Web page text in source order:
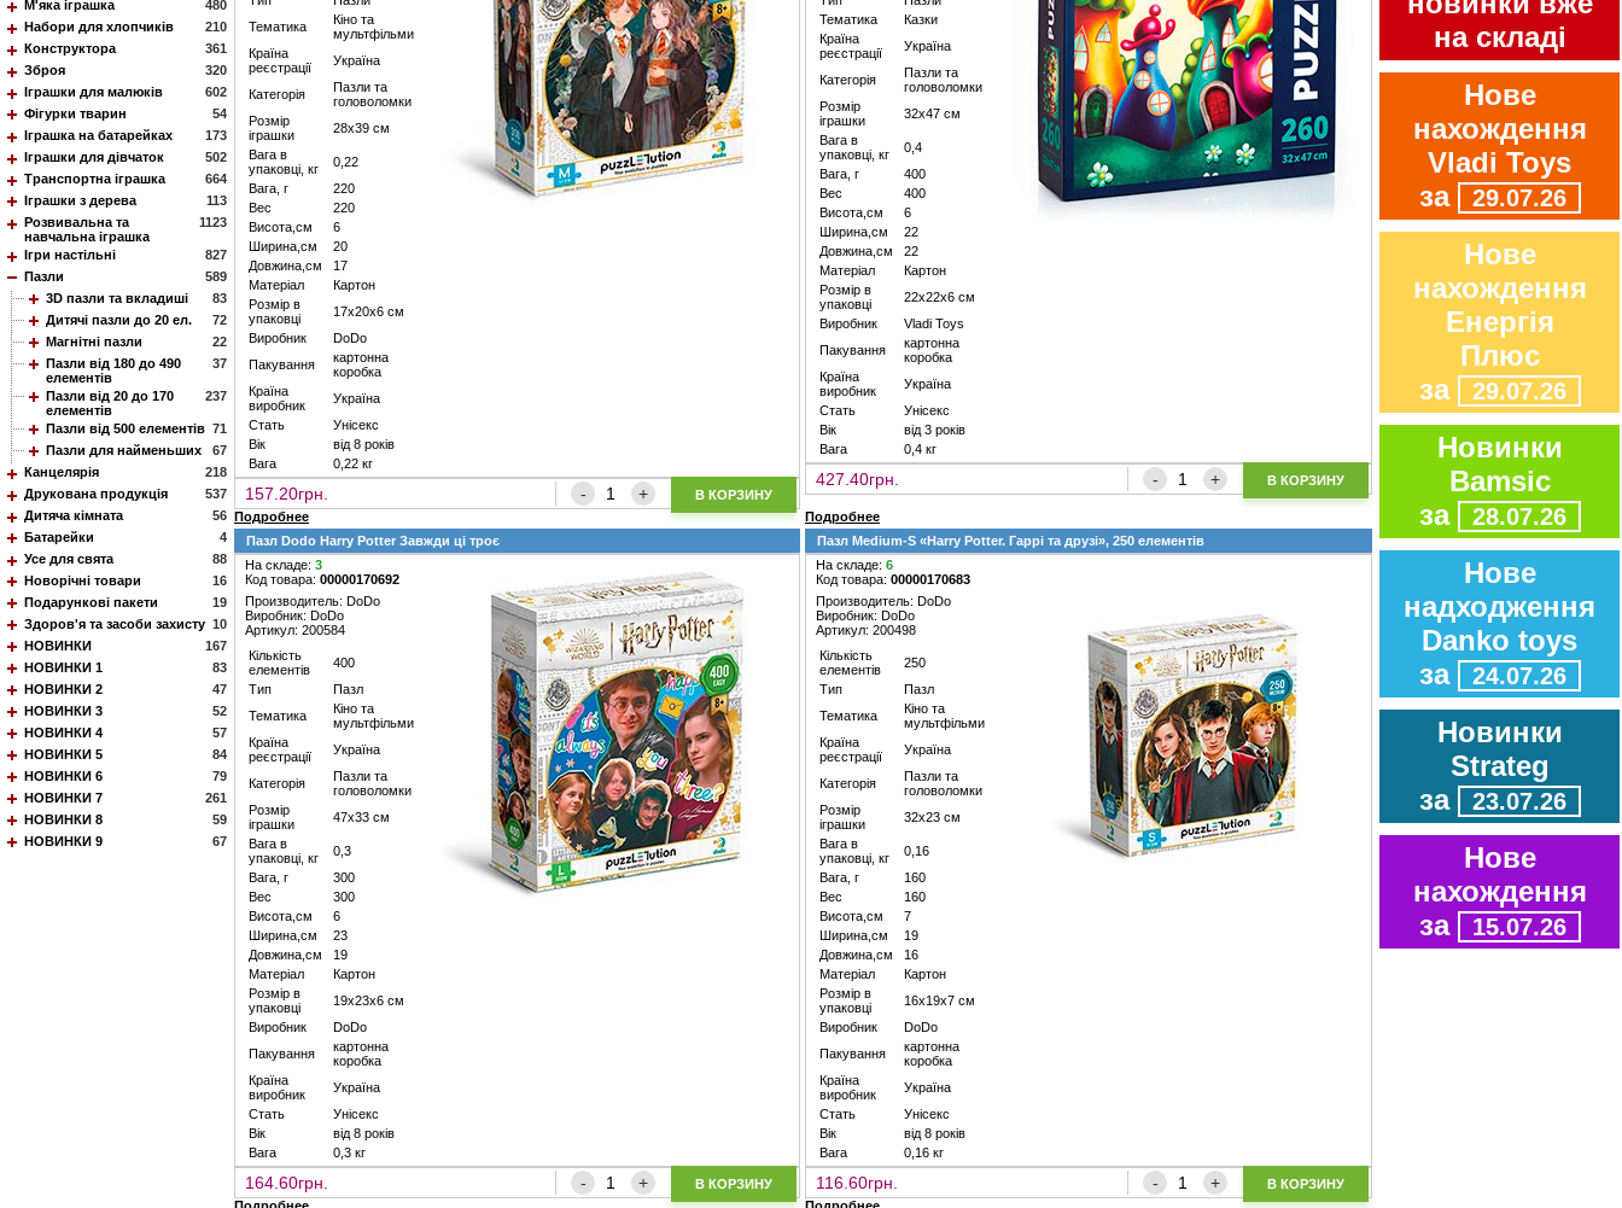
480
М'яка іграшка
210
Набори для хлопчиків
361
Конструктора
320
Зброя
602
Іграшки для малюків
54
Фігурки тварин
173
Іграшка на батарейках
502
Іграшки для дівчаток
664
Транспортна іграшка
113
Іграшки з дерева
1123
Розвивальна та
навчальна іграшка
827
Ігри настільні
589
Пазли
83
3D пазли та вкладиші
72
Дитячі пазли до 20 ел.
22
Магнітні пазли
37
Пазли від 180 до 490
елементів
237
Пазли від 20 до 170
елементів
71
Пазли від 500 елементів
67
Пазли для найменьших
218
Канцелярія
537
Друкована продукція
56
Дитяча кімната
4
Батарейки
88
Усе для свята
16
Новорічні товари
19
Подарункові пакети
10
Здоров'я та засоби захисту
167
НОВИНКИ
83
НОВИНКИ 1
47
НОВИНКИ 2
52
НОВИНКИ 3
57
НОВИНКИ 4
84
НОВИНКИ 5
79
НОВИНКИ 6
261
НОВИНКИ 7
59
НОВИНКИ 8
67
НОВИНКИ 9
Тематика
Кіно та
мультфільми
Країна
реєстрації
Україна
Категорія
Пазли та
головоломки
Розмір
іграшки
28х39 см
Вага в
упаковці, кг
0,22
Вага, г
220
Вес
220
Висота,см
6
Ширина,см
20
Довжина,см
17
Матеріал
Картон
Розмір в
упаковці
17х20х6 см
Виробник
DoDo
Пакування
картонна
коробка
Країна
виробник
Україна
Стать
Унісекс
Вік
від 8 років
Вага
0,22 кг
157.20грн. В КОРЗИНУ
Тематика
Казки
Країна
реєстрації
Україна
Категорія
Пазли та
головоломки
Розмір
іграшки
32х47 см
Вага в
упаковці, кг
0,4
Вага, г
400
Вес
400
Висота,см
6
Ширина,см
22
Довжина,см
22
Матеріал
Картон
Розмір в
упаковці
22х22х6 см
Виробник
Vladi Toys
Пакування
картонна
коробка
Країна
виробник
Україна
Стать
Унісекс
Вік
від 3 років
Вага
0,4 кг
427.40грн. В КОРЗИНУ
Подробнее
Подробнее
Пазл Dodo Harry Potter Завжди ці троє
На складе: 3
Код товара: 00000170692
Производитель: DoDo
Виробник: DoDo
Артикул: 200584
Кількість
елементів
400
Тип
Пазл
Тематика
Кіно та
мультфільми
Країна
реєстрації
Україна
Категорія
Пазли та
головоломки
Розмір
іграшки
47х33 см
Вага в
упаковці, кг
0,3
Вага, г
300
Вес
300
Висота,см
6
Ширина,см
23
Довжина,см
19
Матеріал
Картон
Розмір в
упаковці
19х23х6 см
Виробник
DoDo
Пакування
картонна
коробка
Країна
виробник
Україна
Стать
Унісекс
Вік
від 8 років
Вага
0,3 кг
164.60грн. В КОРЗИНУ
Пазл Medium-S «Harry Potter. Гаррі та друзі», 250 елементів
На складе: 6
Код товара: 00000170683
Производитель: DoDo
Виробник: DoDo
Артикул: 200498
Кількість
елементів
250
Тип
Пазл
Тематика
Кіно та
мультфільми
Країна
реєстрації
Україна
Категорія
Пазли та
головоломки
Розмір
іграшки
32х23 см
Вага в
упаковці, кг
0,16
Вага, г
160
Вес
160
Висота,см
7
Ширина,см
19
Довжина,см
16
Матеріал
Картон
Розмір в
упаковці
16х19х7 см
Виробник
DoDo
Пакування
картонна
коробка
Країна
виробник
Україна
Стать
Унісекс
Вік
від 8 років
Вага
0,16 кг
116.60грн.
В КОРЗИНУ
на складі
Нове
нахождення
Vladi Toys
за
29.07.26
Нове
нахождення
Енергія
Плюс
за
29.07.26
Новинки
Bamsic
за
28.07.26
Нове
надходження
Danko toys
за
24.07.26
Новинки
Strateg
за
23.07.26
Нове
нахождення
за
15.07.26